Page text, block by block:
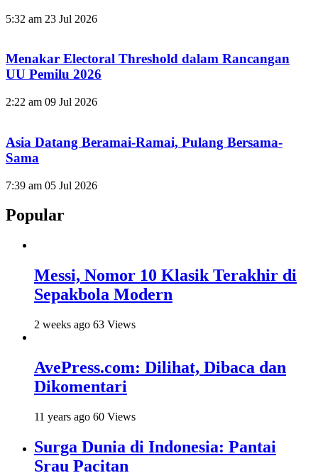
5:32 am 23 Jul 2026
Menakar Electoral Threshold dalam Rancangan
UU Pemilu 2026
2:22 am 09 Jul 2026
Asia Datang Beramai-Ramai, Pulang Bersama-
Sama
7:39 am 05 Jul 2026
Popular
Messi, Nomor 10 Klasik Terakhir di
Sepakbola Modern
2 weeks ago 63 Views
AvePress.com: Dilihat, Dibaca dan
Dikomentari
11 years ago 60 Views
Surga Dunia di Indonesia: Pantai
Srau Pacitan